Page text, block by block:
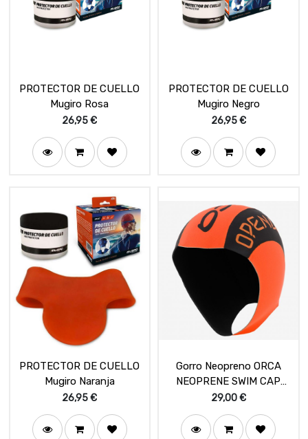
PROTECTOR DE CUELLO
Mugiro Rosa
26,95€
PROTECTOR DE CUELLO
Mugiro Negro
26,95€
PROTECTOR DE CUELLO
Mugiro Naranja
26,95€
Gorro Neopreno ORCA
NEOPRENE SWIM CAP
Orange
29,00€